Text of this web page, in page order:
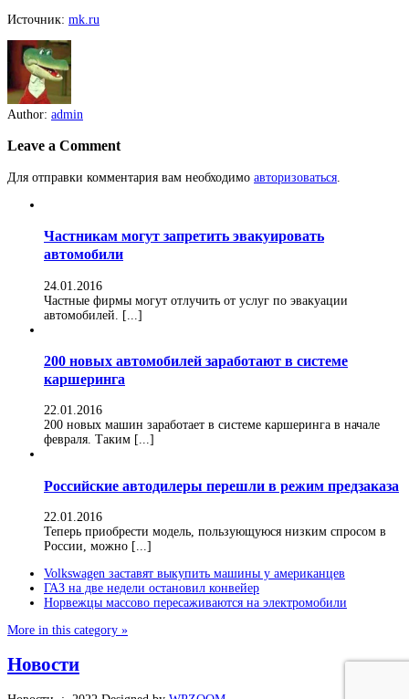
Источник: mk.ru
Author: admin
Leave a Comment
Для отправки комментария вам необходимо авторизоваться
Частникам могут запретить эвакуировать
автомобили
24.01.2016
Частные фирмы могут отлучить от услуг по эвакуации
автомобилей. [...]
200 новых автомобилей заработают в системе
каршеринга
22.01.2016
200 новых машин заработает в системе каршеринга в начале
февраля. Таким [...]
Российские автодилеры перешли в режим предзаказа
22.01.2016
Теперь приобрести модель, пользующуюся низким спросом в
России, можно [...]
Volkswagen заставят выкупить машины у американцев
ГАЗ на две недели остановил конвейер
Норвежцы массово пересаживаются на электромобили
More in this category »
Новости